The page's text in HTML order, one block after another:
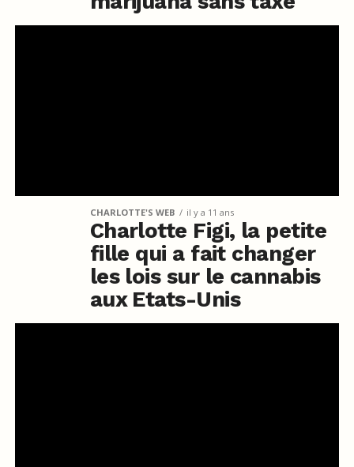
CHARLOTTE'S WEB il y a 11 ans
Charlotte Figi, la petite
fille qui a fait changer
les lois sur le cannabis
aux Etats-Unis